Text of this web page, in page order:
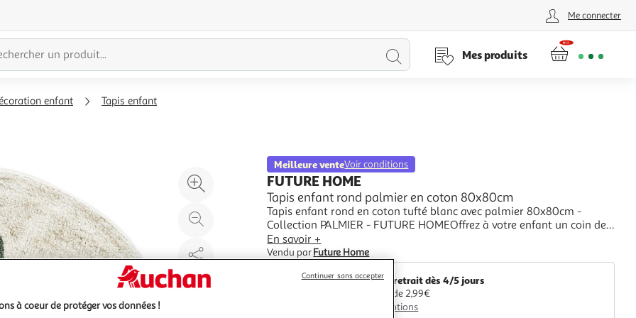
Me connecter
Lancer
Mes produits
enfant Tapis enfant
Agrandir
l'illustration
l'illustration
à
100
%
Partager
le
produit
Meilleure venteVoir conditions
FUTURE HOME
Tapis enfant rond palmier en coton 80x80cm
Tapis enfant rond en coton tufté blanc avec palmier 80x80cm -
Collection PALMIER - FUTURE HOMEOffrez à votre enfant un coin de
paradis paisible avec notre tapis enfant Palmier. Ce tapis charmant et
ludique est conçu pour stimuler l'imagination et créer un espace de
jeu sécurisé et confortable.Fabriq
En savoir +
Vendu parFuture Home
Livr. ou retrait dès 4/5 jours
A partir de 2,99€
Plus d'options
à coeur de protéger vos données !
Continuer sans accepter